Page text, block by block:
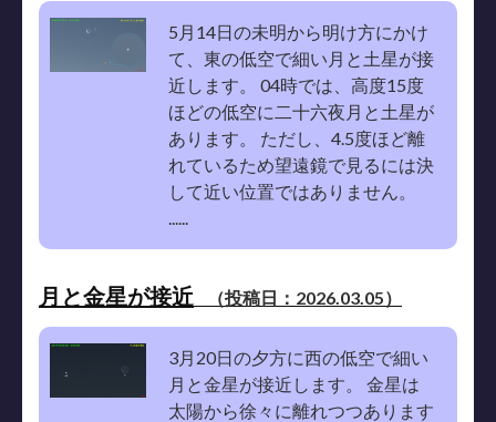
5月14日の未明から明け方にかけ
て、東の低空で細い月と土星が接
近します。 04時では、高度15度
ほどの低空に二十六夜月と土星が
あります。 ただし、4.5度ほど離
れているため望遠鏡で見るには決
して近い位置ではありません。
......
月と金星が接近 （投稿日：2026.03.05）
3月20日の夕方に西の低空で細い
月と金星が接近します。 金星は
太陽から徐々に離れつつあります